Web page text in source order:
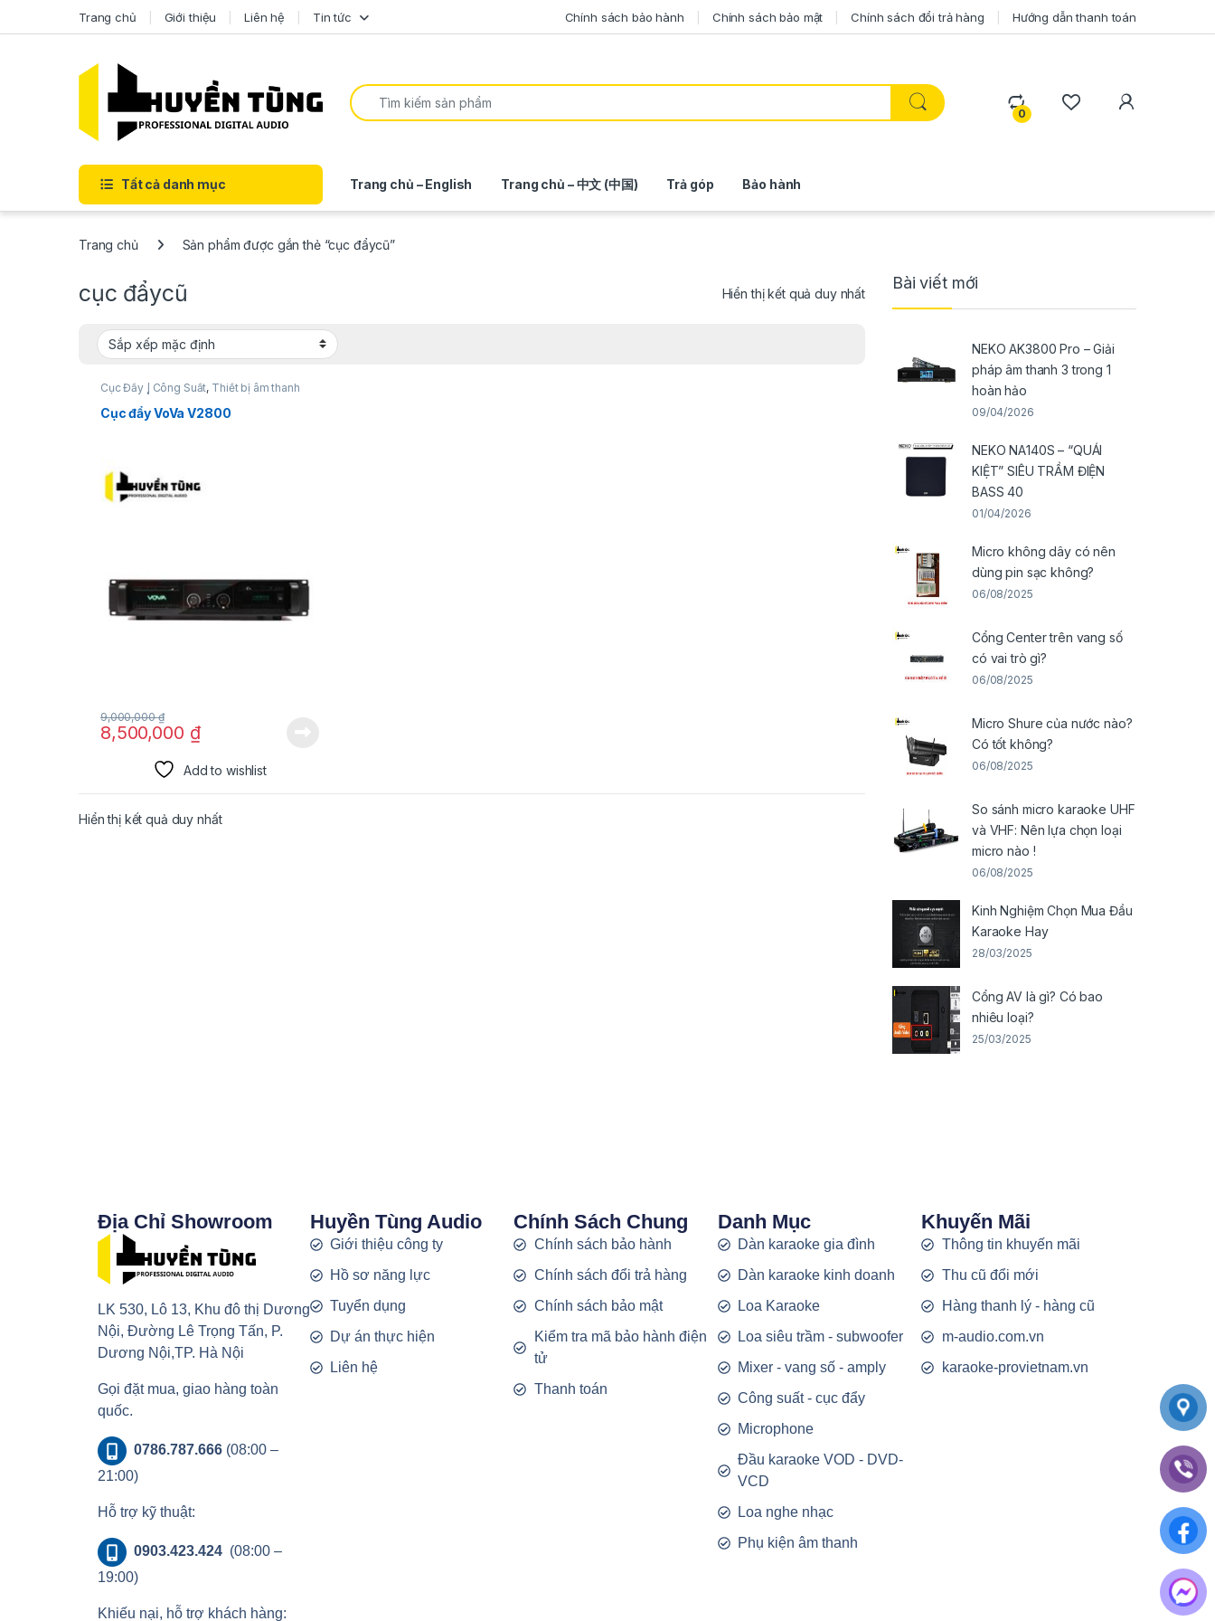
Trang chủ Giới thiệu Liên hệ Tin tức Chính sách bảo hành Chính sách bảo mật Chính sách đổi trả hàng Hướng dẫn thanh toán
0
Tất cả danh mục Trang chủ – English Trang chủ – 中文 (中国) Trả góp Bảo hành
Trang chủ Sản phẩm được gắn thẻ “cục đẩycũ”
cục đẩycũ Hiển thị kết quả duy nhất
Cục Đẩy | Công Suất, Thiết bị âm thanh
karaoke | KTV
Cục đẩy VoVa V2800
8,500,000 ₫
9,000,000₫
Add to wishlist
Hiển thị kết quả duy nhất
Bài viết mới
NEKO AK3800 Pro – Giải
pháp âm thanh 3 trong 1
hoàn hảo
09/04/2026
NEKO NA140S – “QUÁI
KIỆT” SIÊU TRẦM ĐIỆN
BASS 40
01/04/2026
Micro không dây có nên
dùng pin sạc không?
06/08/2025
Cổng Center trên vang số
có vai trò gì?
06/08/2025
Micro Shure của nước nào?
Có tốt không?
06/08/2025
So sánh micro karaoke UHF
và VHF: Nên lựa chọn loại
micro nào !
06/08/2025
Kinh Nghiệm Chọn Mua Đầu
Karaoke Hay
28/03/2025
Cổng AV là gì? Có bao
nhiêu loại?
25/03/2025
Địa Chỉ Showroom
LK 530, Lô 13, Khu đô thị Dương
Nội, Đường Lê Trọng Tấn, P.
Dương Nội,TP. Hà Nội
Gọi đặt mua, giao hàng toàn
quốc.
0786.787.666(08:00 –
21:00)
Hỗ trợ kỹ thuật:
0903.423.424 (08:00 –
19:00)
Khiếu nại, hỗ trợ khách hàng:
Huyền Tùng Audio
Giới thiệu công ty
Hồ sơ năng lực
Tuyển dụng
Dự án thực hiện
Liên hệ
Chính Sách Chung
Chính sách bảo hành
Chính sách đổi trả hàng
Chính sách bảo mật
Kiểm tra mã bảo hành điện
tử
Thanh toán
Danh Mục
Dàn karaoke gia đình
Dàn karaoke kinh doanh
Loa Karaoke
Loa siêu trầm - subwoofer
Mixer - vang số - amply
Công suất - cục đẩy
Microphone
Đầu karaoke VOD - DVD-
VCD
Loa nghe nhạc
Phụ kiện âm thanh
Khuyến Mãi
Thông tin khuyến mãi
Thu cũ đổi mới
Hàng thanh lý - hàng cũ
m-audio.com.vn
karaoke-provietnam.vn